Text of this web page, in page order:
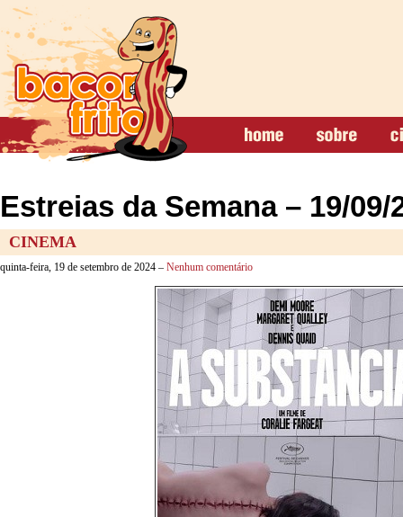
Estreias da Semana – 19/09/
CINEMA
quinta-feira, 19 de setembro de 2024 – Nenhum comentário